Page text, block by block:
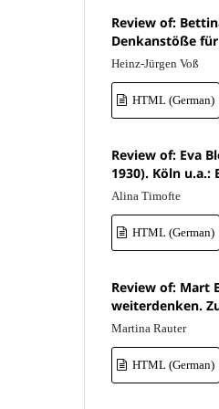
Review of:
Denkanstöße
Heinz-Jürgen Voß
HTML (German)
Review of: Eva
1930). Köln u.a.:
Alina Timofte
HTML (German)
Review of: Mart
weiterdenken.
Martina Rauter
HTML (German)